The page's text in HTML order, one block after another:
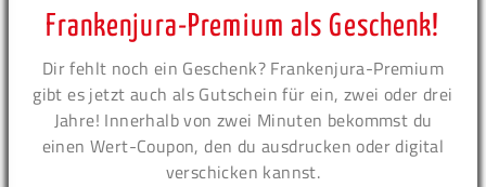
Frankenjura-Premium als Geschenk!
Dir fehlt noch ein Geschenk? Frankenjura-Premium
gibt es jetzt auch als Gutschein für ein, zwei oder drei
Jahre! Innerhalb von zwei Minuten bekommst du
einen Wert-Coupon, den du ausdrucken oder digital
verschicken kannst.